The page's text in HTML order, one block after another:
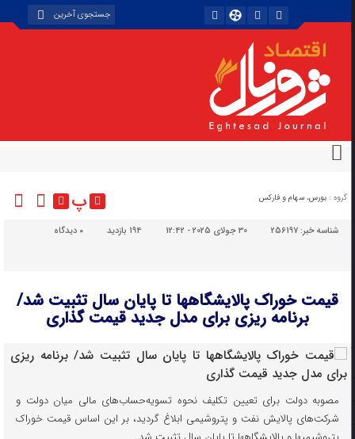
گروه : بورس، سهام و فارکس پ
شناسه خبر:256197 30 جولای 2025 - 12:42 194 بازدید دیدگاه
قیمت خوراک پالایشگاهها تا پایان سال تثبیت شد/
برنامه ریزی برای مدل جدید قیمت گذاری
مصوبه دولت برای تعیین تکلیف نحوه تسویه‌حساب‌های مالی میان دولت و
شرکت‌های پالایش نفت و پتروشیمی ابلاغ گردید، بر این اساس قیمت خوراک